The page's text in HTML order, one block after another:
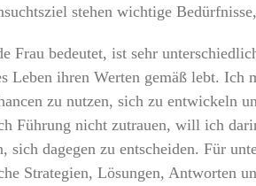
stehen wichtige
Frau bedeutet, ist sehr
Leben ihren Werten gemäß lebt. Ich
zu nutzen, sich zu entwickeln
Führung nicht zutrauen, will ich
sich dagegen zu entscheiden. Für
Strategien, Lösungen, Antworten